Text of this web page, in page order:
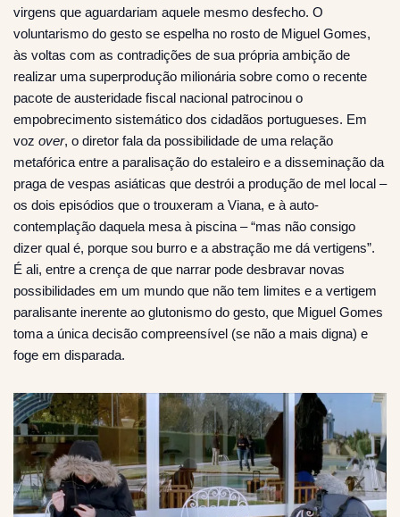
virgens que aguardariam aquele mesmo desfecho. O
voluntarismo do gesto se espelha no rosto de Miguel Gomes,
às voltas com as contradições de sua própria ambição de
realizar uma superprodução milionária sobre como o recente
pacote de austeridade fiscal nacional patrocinou o
empobrecimento sistemático dos cidadãos portugueses. Em
voz over, o diretor fala da possibilidade de uma relação
metafórica entre a paralisação do estaleiro e a disseminação da
praga de vespas asiáticas que destrói a produção de mel local –
os dois episódios que o trouxeram a Viana, e à auto-
contemplação daquela mesa à piscina – “mas não consigo
dizer qual é, porque sou burro e a abstração me dá vertigens”.
É ali, entre a crença de que narrar pode desbravar novas
possibilidades em um mundo que não tem limites e a vertigem
paralisante inerente ao glutonismo do gesto, que Miguel Gomes
toma a única decisão compreensível (se não a mais digna) e
foge em disparada.